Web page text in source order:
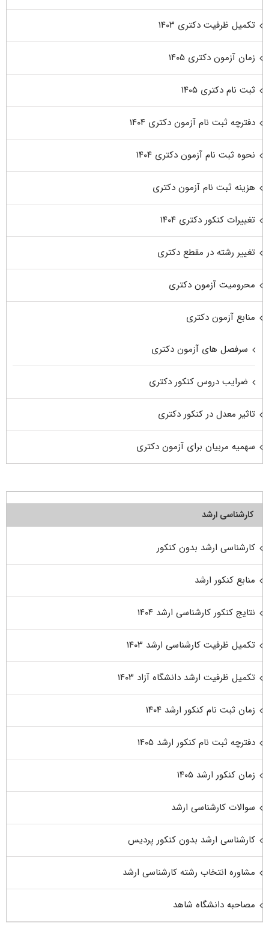
تکمیل ظرفیت دکتری ۱۴۰۳
زمان آزمون دکتری ۱۴۰۵
ثبت نام دکتری ۱۴۰۵
دفترچه ثبت نام آزمون دکتری ۱۴۰۴
نحوه ثبت نام آزمون دکتری ۱۴۰۴
هزینه ثبت نام آزمون دکتری
تغییرات کنکور دکتری ۱۴۰۴
تغییر رشته در مقطع دکتری
محرومیت آزمون دکتری
منابع آزمون دکتری
سرفصل های آزمون دکتری
ضرایب دروس کنکور دکتری
تاثیر معدل در کنکور دکتری
سهمیه مربیان برای آزمون دکتری
کارشناسی ارشد
کارشناسی ارشد بدون کنکور
منابع کنکور ارشد
نتایج کنکور کارشناسی ارشد ۱۴۰۴
تکمیل ظرفیت کارشناسی ارشد ۱۴۰۳
تکمیل ظرفیت ارشد دانشگاه آزاد ۱۴۰۳
زمان ثبت نام کنکور ارشد ۱۴۰۴
دفترچه ثبت نام کنکور ارشد ۱۴۰۵
زمان کنکور ارشد ۱۴۰۵
سوالات کارشناسی ارشد
کارشناسی ارشد بدون کنکور پردیس
مشاوره انتخاب رشته کارشناسی ارشد
مصاحبه دانشگاه شاهد